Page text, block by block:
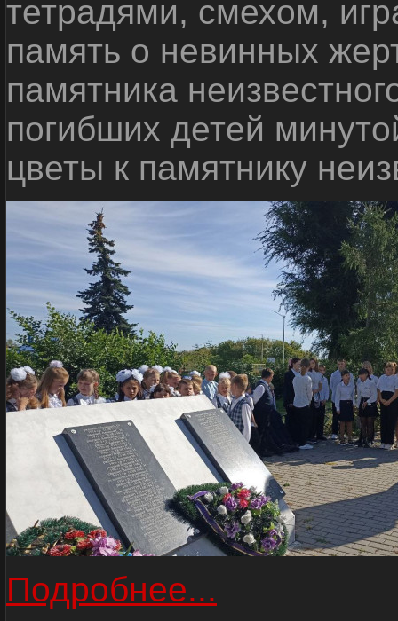
тетрадями, смехом,
память о невинных
памятника
погибших детей
цветы к памятнику
Подробнее...